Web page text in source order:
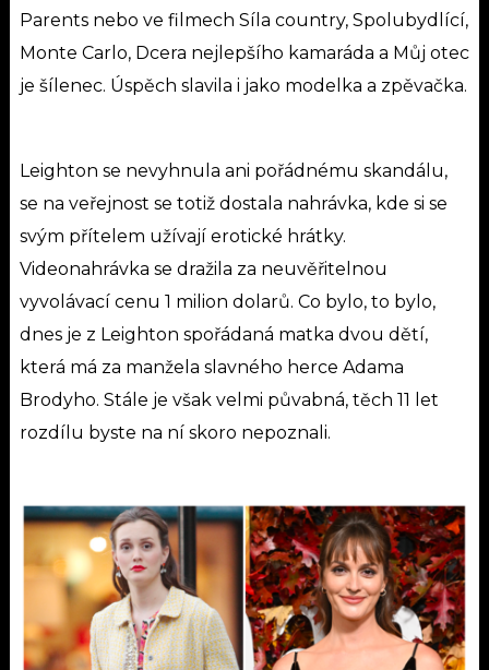
Parents nebo ve filmech Síla country, Spolubydlící,
Monte Carlo, Dcera nejlepšího kamaráda a Můj otec
je šílenec. Úspěch slavila i jako modelka a zpěvačka.
Leighton se nevyhnula ani pořádnému skandálu,
se na veřejnost se totiž dostala nahrávka, kde si se
svým přítelem užívají erotické hrátky.
Videonahrávka se dražila za neuvěřitelnou
vyvolávací cenu 1 milion dolarů. Co bylo, to bylo,
dnes je z Leighton spořádaná matka dvou dětí,
která má za manžela slavného herce Adama
Brodyho. Stále je však velmi půvabná, těch 11 let
rozdílu byste na ní skoro nepoznali.